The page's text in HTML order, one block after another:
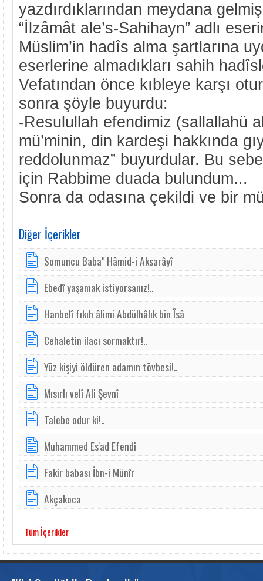
yazdırdıklarından meydana
“İlzâmât ale’s-Sahihayn” adlı
Müslim’in hadîs alma şartlarına
eserlerine almadıkları sahih
Vefatından önce kıbleye karşı
sonra şöyle buyurdu:
-Resulullah efendimiz (sallallahü
mü’minin, din kardeşi hakkında
reddolunmaz” buyurdular. Bu
için Rabbime duada bulundum...
Sonra da odasına çekildi ve bir
Diğer İçerikler
Somuncu Baba" Hâmid-i Aksarâyî
Ebedî yaşamak istiyorsanız!..
Hanbelî fıkıh âlimi Abdülhâlık bin Îsâ
Cehaletin ilacı sormaktır!..
Yüz kişiyi öldüren adamın tövbesi!..
Mısırlı velî Ali Şevnî
Talebe odur ki!..
Muhammed Es'ad Efendi
Fakir babası İbn-i Münîr
Akçakoca
Tüm İçerikler